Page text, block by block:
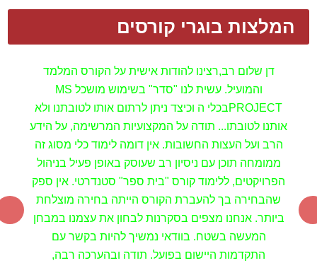
המלצות בוגרי קורסים
דן ויניב שלום ,תודה רבה על הדרכת פרוג'קט. הייתה
הדרכה ממש מצוינת!
אוהד טרסיק , חוקר בכיר,
INTER LAB ,
MERCK GROUP
בשילוב עקרונות בקרה ותכנון